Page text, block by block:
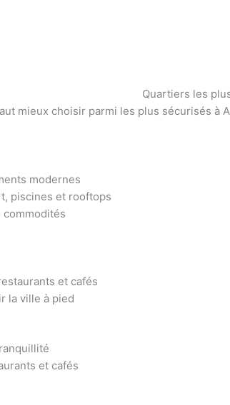
Quartiers les
mieux choisir parmi les plus sécurisés à
modernes
piscines et rooftops
et cafés
la ville à pied
et cafés